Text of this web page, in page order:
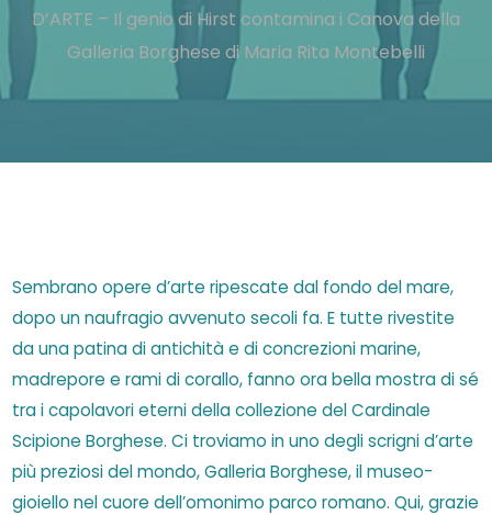
D’ARTE – Il genio di Hirst contamina i Canova della
Galleria Borghese di Maria Rita Montebelli
Sembrano opere d’arte ripescate dal fondo del mare,
dopo un naufragio avvenuto secoli fa. E tutte rivestite
da una patina di antichità e di concrezioni marine,
madrepore e rami di corallo, fanno ora bella mostra di sé
tra i capolavori eterni della collezione del Cardinale
Scipione Borghese. Ci troviamo in uno degli scrigni d’arte
più preziosi del mondo, Galleria Borghese, il museo-
gioiello nel cuore dell’omonimo parco romano. Qui, grazie